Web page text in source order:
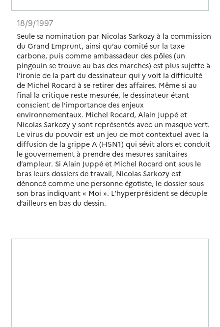
18/9/1997
Seule sa nomination par Nicolas Sarkozy à la commission
du Grand Emprunt, ainsi qu’au comité sur la taxe
carbone, puis comme ambassadeur des pôles (un
pingouin se trouve au bas des marches) est plus sujette à
l’ironie de la part du dessinateur qui y voit la difficulté
de Michel Rocard à se retirer des affaires. Même si au
final la critique reste mesurée, le dessinateur étant
conscient de l’importance des enjeux
environnementaux. Michel Rocard, Alain Juppé et
Nicolas Sarkozy y sont représentés avec un masque vert.
Le virus du pouvoir est un jeu de mot contextuel avec la
diffusion de la grippe A (H5N1) qui sévit alors et conduit
le gouvernement à prendre des mesures sanitaires
d’ampleur. Si Alain Juppé et Michel Rocard ont sous le
bras leurs dossiers de travail, Nicolas Sarkozy est
dénoncé comme une personne égotiste, le dossier sous
son bras indiquant « Moi ». L’hyperprésident se décuple
d’ailleurs en bas du dessin.